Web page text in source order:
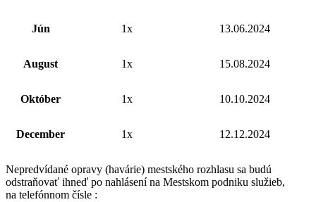
Jún 1x 13.06.2024
August 1x 15.08.2024
Október 1x 10.10.2024
December 1x 12.12.2024
Nepredvídané opravy (havárie) mestského rozhlasu sa budú
odstraňovať ihneď po nahlásení na Mestskom podniku služieb,
na telefónnom čísle :